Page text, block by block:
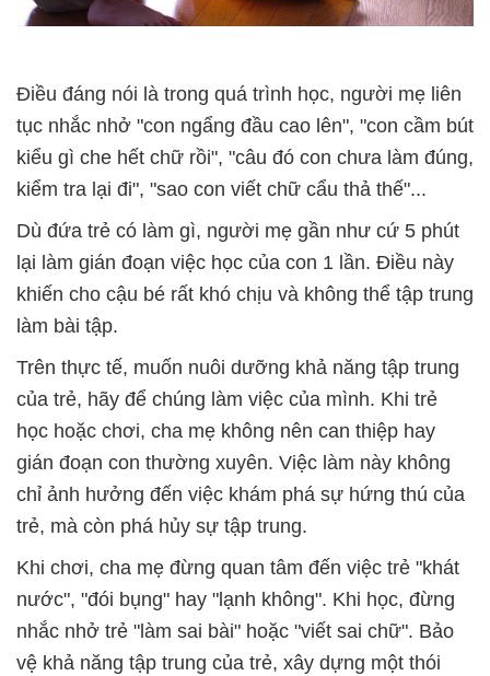
Điều đáng nói là trong quá trình học, người mẹ liên
tục nhắc nhở "con ngẩng đầu cao lên", "con cầm bút
kiểu gì che hết chữ rồi", "câu đó con chưa làm đúng,
kiểm tra lại đi", "sao con viết chữ cẩu thả thế"...
Dù đứa trẻ có làm gì, người mẹ gần như cứ 5 phút
lại làm gián đoạn việc học của con 1 lần. Điều này
khiến cho cậu bé rất khó chịu và không thể tập trung
làm bài tập.
Trên thực tế, muốn nuôi dưỡng khả năng tập trung
của trẻ, hãy để chúng làm việc của mình. Khi trẻ
học hoặc chơi, cha mẹ không nên can thiệp hay
gián đoạn con thường xuyên. Việc làm này không
chỉ ảnh hưởng đến việc khám phá sự hứng thú của
trẻ, mà còn phá hủy sự tập trung.
Khi chơi, cha mẹ đừng quan tâm đến việc trẻ "khát
nước", "đói bụng" hay "lạnh không". Khi học, đừng
nhắc nhở trẻ "làm sai bài" hoặc "viết sai chữ". Bảo
vệ khả năng tập trung của trẻ, xây dựng một thói